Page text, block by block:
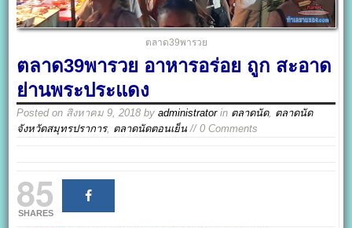
ตลาด39พารวย
ตลาด39พารวย อาหารอร่อย ถูก สะอาด
ย่านพระประแดง
Posted on สิงหาคม 9, 2018 byadministratorin ตลาดนัด, ตลาดนัด
จังหวัดสมุทรปราการ, ตลาดนัดตอนเย็น // 0 Comments
85
SHARES